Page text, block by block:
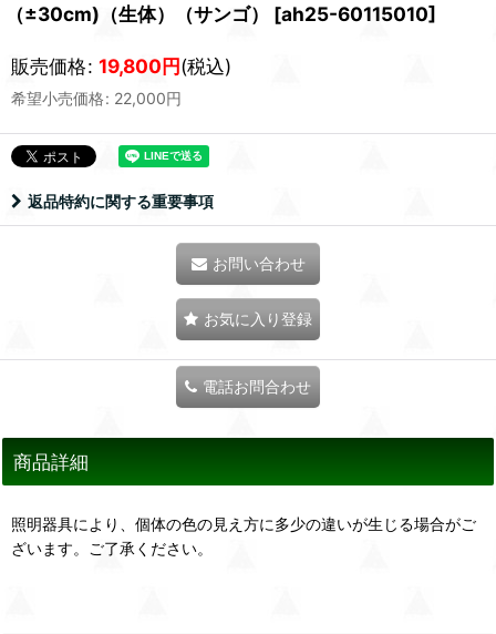
（±30cm)（生体）（サンゴ）
[ah25-60115010]
販売価格: 19,800円(税込)
希望小売価格: 22,000円
返品特約に関する重要事項
お問い合わせ
お気に入り登録
電話お問合わせ
商品詳細
照明器具により、個体の色の見え方に多少の違いが生じる場合がご
ざいます。ご了承ください。